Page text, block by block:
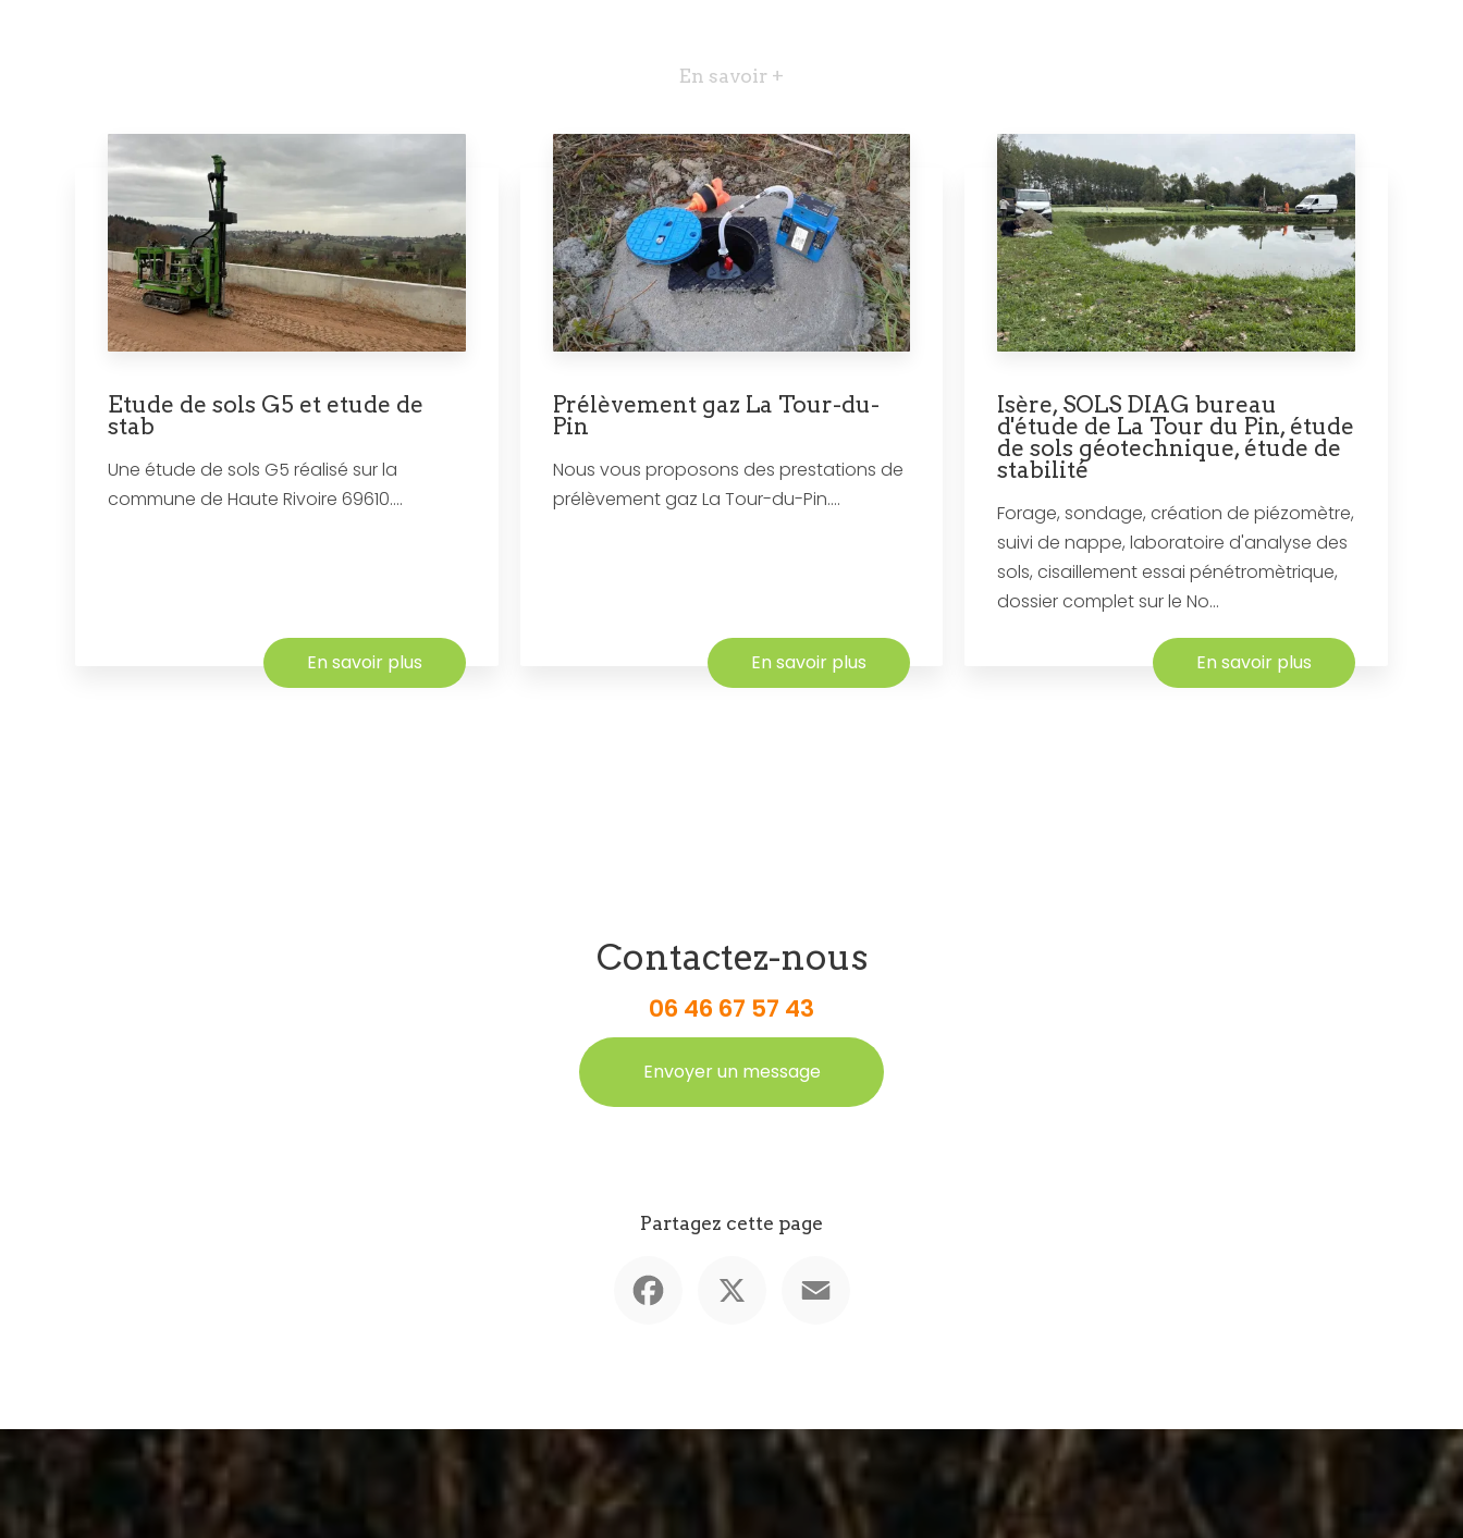
En savoir +
Etude de sols G5 et etude de
stab
Une étude de sols G5 réalisé sur la
commune de Haute Rivoire 69610....
En savoir plus
Prélèvement gaz La Tour-du-
Pin
Nous vous proposons des prestations de
prélèvement gaz La Tour-du-Pin....
En savoir plus
Isère, SOLS DIAG bureau
d'étude de La Tour du Pin, étude
de sols géotechnique, étude de
stabilité
Forage, sondage, création de piézomètre,
suivi de nappe, laboratoire d'analyse des
sols, cisaillement essai pénétromètrique,
dossier complet sur le No...
En savoir plus
Contactez-nous
06 46 67 57 43
Envoyer un message
Partagez cette page